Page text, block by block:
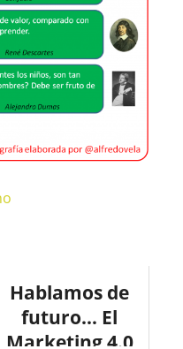
Hablamos de
futuro… El
Marketing 4.0